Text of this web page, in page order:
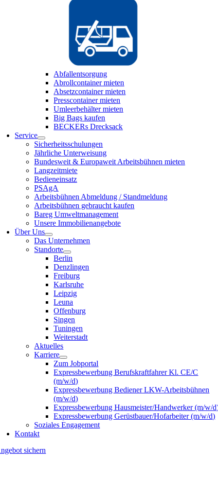
Abfallentsorgung
Abrollcontainer mieten
Absetzcontainer mieten
Presscontainer mieten
Umleerbehälter mieten
Big Bags kaufen
BECKERs Drecksack
Service
Sicherheitsschulungen
Jährliche Unterweisung
Bundesweit & Europaweit Arbeitsbühnen mieten
Langzeitmiete
Bedieneinsatz
PSAgA
Arbeitsbühnen Abmeldung / Standmeldung
Arbeitsbühnen gebraucht kaufen
Bareg Umweltmanagement
Unsere Immobilienangebote
Über Uns
Das Unternehmen
Standorte
Berlin
Denzlingen
Freiburg
Karlsruhe
Leipzig
Leuna
Offenburg
Singen
Tuningen
Weiterstadt
Aktuelles
Karriere
Zum Jobportal
Expressbewerbung Berufskraftfahrer Kl. CE/C
(m/w/d)
Expressbewerbung Bediener LKW-Arbeitsbühnen
(m/w/d)
Expressbewerbung Hausmeister/Handwerker (m/w/
Expressbewerbung Gerüstbauer/Hofarbeiter (m/w/d)
Soziales Engagement
Kontakt
sichern